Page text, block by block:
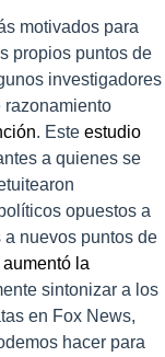
motivados para
propios puntos de
investigadores
razonamiento
. Este estudio
a quienes se
opuestos a
a nuevos puntos de
aumentó la
sintonizar a los
en Fox News,
hacer para